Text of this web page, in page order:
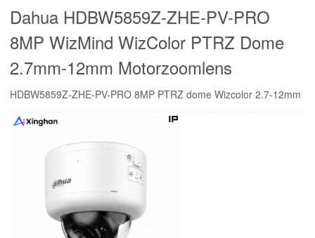
PRODUCTEN
SUPPORT
RMA
INLOGGEN
Dahua HDBW5859Z-ZHE-PV-PRO
8MP WizMind WizColor PTRZ Dome
2.7mm-12mm Motorzoomlens
HDBW5859Z-ZHE-PV-PRO 8MP PTRZ dome Wizcolor 2.7-12mm